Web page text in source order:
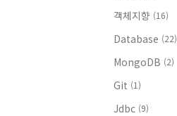
객체지향 (16)
Database (22)
MongoDB (2)
Git (1)
Jdbc (9)